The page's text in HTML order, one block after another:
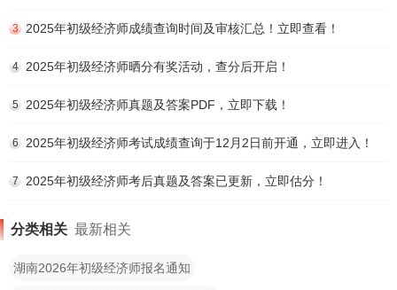
3 2025年初级经济师成绩查询时间及审核汇总！立即查看！
4 2025年初级经济师晒分有奖活动，查分后开启！
5 2025年初级经济师真题及答案PDF，立即下载！
6 2025年初级经济师考试成绩查询于12月2日前开通，立即进入！
7 2025年初级经济师考后真题及答案已更新，立即估分！
分类相关 最新相关
湖南2026年初级经济师报名通知